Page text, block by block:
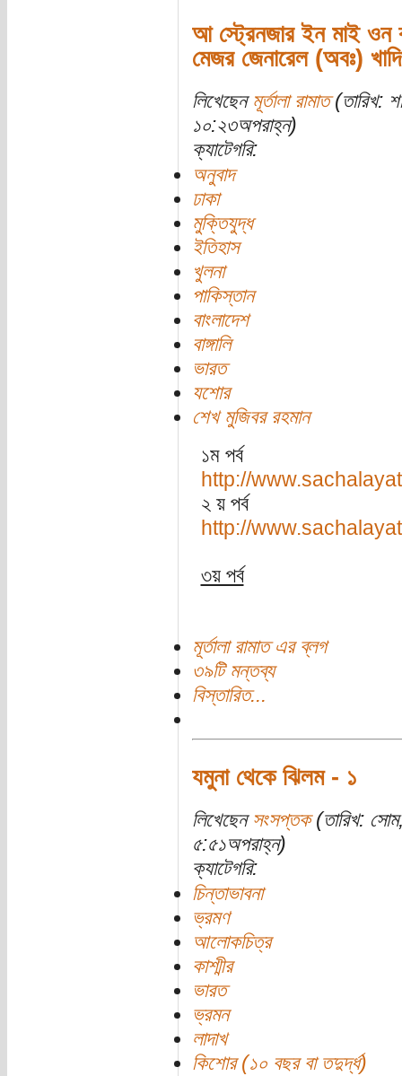
আ স্ট্রেনজার ইন মাই ওন
মেজর জেনারেল (অবঃ)
লিখেছেন মূর্তালা রামাত(তারিখ:
১০:২৩অপরাহ্ন)
ক্যাটেগরি:
অনুবাদ
ঢাকা
মুক্তিযুদ্ধ
ইতিহাস
খুলনা
পাকিস্তান
বাংলাদেশ
বাঙ্গালি
ভারত
যশোর
শেখ মুজিবর রহমান
১ম পর্ব
http://
২ য় পর্ব
http://
৩য় পর্ব
মূর্তালা রামাত এর ব্লগ
৩৯টি মন্তব্য
বিস্তারিত...
যমুনা থেকে ঝিলম - ১
লিখেছেন সংসপ্তক(তারিখ:
৫:৫১অপরাহ্ন)
ক্যাটেগরি:
চিন্তাভাবনা
ভ্রমণ
আলোকচিত্র
কাশ্মীর
ভারত
ভ্রমন
লাদাখ
কিশোর (১০ বছর বা তদুর্দ্ধ)